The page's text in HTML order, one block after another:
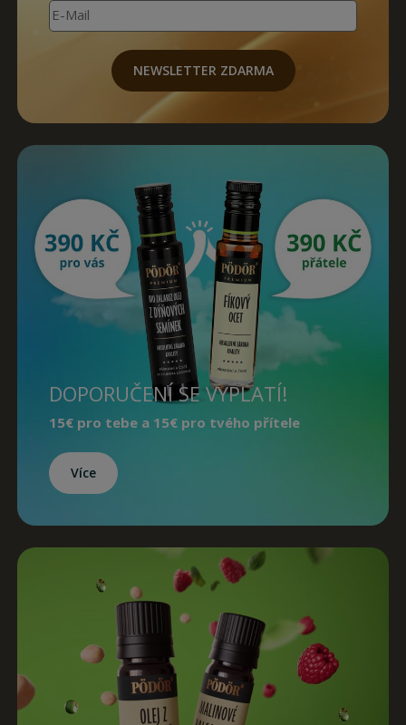
E-Mail
NEWSLETTER ZDARMA
DOPORUČENÍ SE VYPLATÍ!
15€ pro tebe a 15€ pro tvého přítele
Více